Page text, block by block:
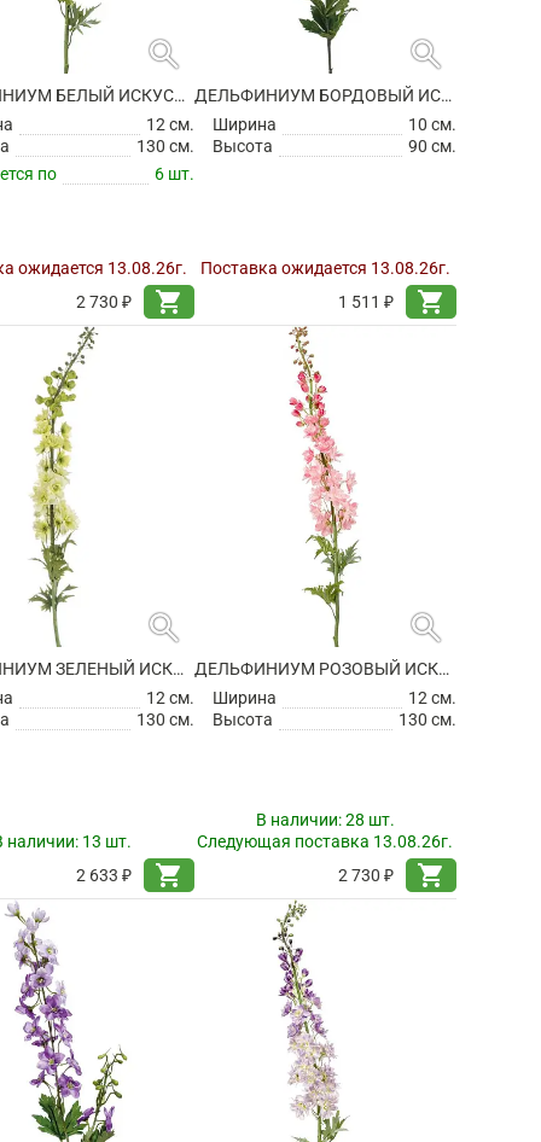
search
ДЕЛЬФИНИУМ БЕЛЫЙ ИСКУССТВЕННЫЙ
12 см.
130 см.
по
6 шт.
ожидается 13.08.26г.
2 730 ₽
shopping_cart
search
ДЕЛЬФИНИУМ БОРДОВЫЙ ИСКУССТВЕННЫЙ
Ширина
10 см.
Высота
90 см.
Поставка ожидается 13.08.26г.
1 511 ₽
shopping_cart
search
ДЕЛЬФИНИУМ ЗЕЛЕНЫЙ ИСКУССТВЕННЫЙ
12 см.
130 см.
наличии: 13 шт.
2 633 ₽
shopping_cart
search
ДЕЛЬФИНИУМ РОЗОВЫЙ ИСКУССТВЕННЫЙ
Ширина
12 см.
Высота
130 см.
В наличии:28 шт.
Следующая поставка 13.08.26г.
2 730 ₽
shopping_cart